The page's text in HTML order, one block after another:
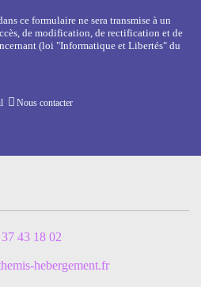
ce formulaire ne sera transmise à un
de modification, de rectification et de
(loi "Informatique et Libertés" du
Nous contacter
43 18 02
hebergement.fr